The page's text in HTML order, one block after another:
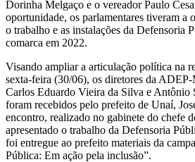
Dorinha Melgaço e o vereador Paulo
oportunidade, os parlamentares tiveram a
o trabalho e as instalações da Defensoria
comarca em 2022.
Visando ampliar a articulação política na
sexta-feira (30/06), os diretores da
Carlos Eduardo Vieira da Silva e Antônio
foram recebidos pelo prefeito de Unaí,
encontro, realizado no gabinete do chefe
apresentado o trabalho da Defensoria
foi entregue ao prefeito materiais da
Pública: Em ação pela inclusão”.